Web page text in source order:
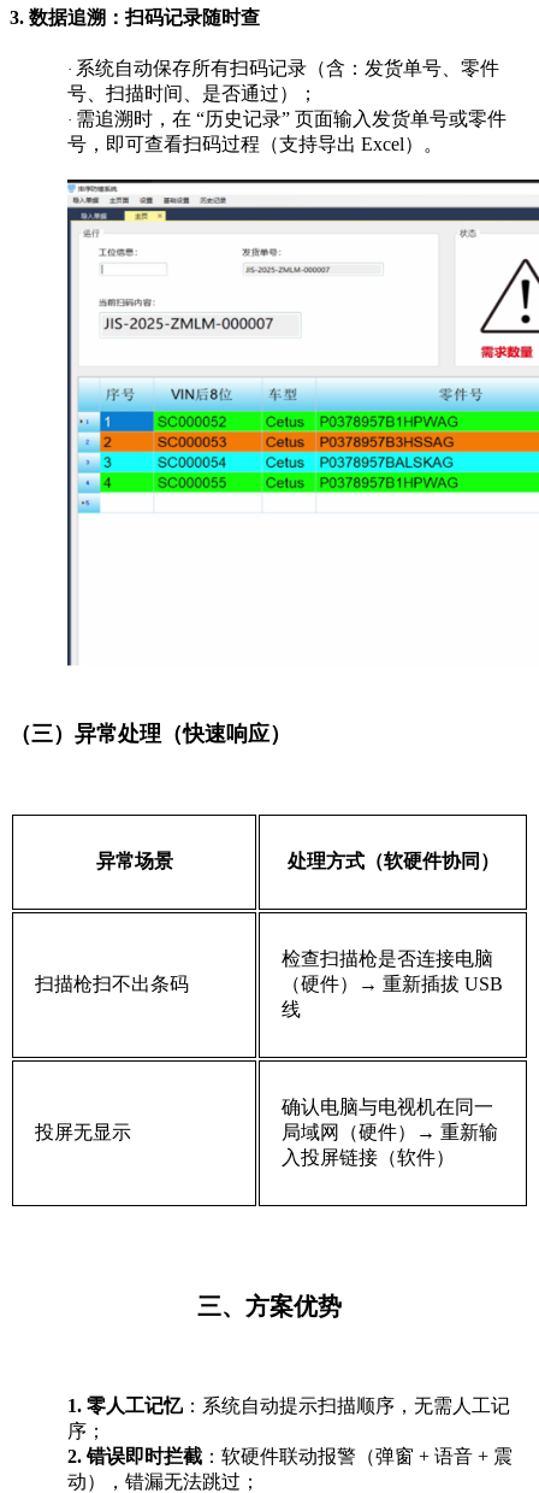
3. 数据追溯：扫码记录随时查
· 系统自动保存所有扫码记录（含：发货单号、零件
号、扫描时间、是否通过）；
· 需追溯时，在 “历史记录” 页面输入发货单号或零件
号，即可查看扫码过程（支持导出 Excel）。
（三）异常处理（快速响应）
异常场景 处理方式（软硬件协同）
扫描枪扫不出条码
检查扫描枪是否连接电脑
（硬件）→ 重新插拔 USB
线
投屏无显示
确认电脑与电视机在同一
局域网（硬件）→ 重新输
入投屏链接（软件）
三、方案优势
1. 零人工记忆 ：系统自动提示扫描顺序，无需人工记
序；
2. 错误即时拦截 ：软硬件联动报警（弹窗 + 语音 + 震
动），错漏无法跳过；